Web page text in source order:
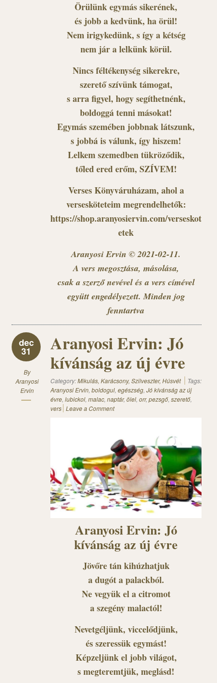
Örülünk egymás sikerének,
és jobb a kedvünk, ha örül!
Nem irigykedünk, s így a kétség
nem jár a lelkünk körül.
Nincs féltékenység sikerekre,
szerető szívünk támogat,
s arra figyel, hogy segíthetnénk,
boldoggá tenni másokat!
Egymás szemében jobbnak látszunk,
s jobbá is válunk, így hiszem!
Lelkem szemedben tükröződik,
tőled ered erőm, SZÍVEM!
Verses Könyváruházam, ahol a
versesköteteim megrendelhetők:
https://shop.aranyosiervin.com/verseskot
etek
Aranyosi Ervin © 2021-02-11.
A vers megosztása, másolása,
csak a szerző nevével és a vers címével
együtt engedélyezett. Minden jog
fenntartva
dec
31
By
Aranyosi
Ervin
Aranyosi Ervin: Jó
kívánság az új évre
Category:Mikulás, Karácsony, Szilveszter, Húsvét
Tags:
Aranyosi Ervin, boldogul, egészség, Jó kívánság az új
évre, lubickol, malac, naptár, ölel, orr, pezsgő, szerető,
vers Leave a Comment
Aranyosi Ervin: Jó
kívánság az új évre
Jövőre tán kihúzhatjuk
a dugót a palackból.
Ne vegyük el a citromot
a szegény malactól!
Nevetgéljünk, viccelődjünk,
és szeressük egymást!
Képzeljünk el jobb világot,
s megteremtjük, meglásd!